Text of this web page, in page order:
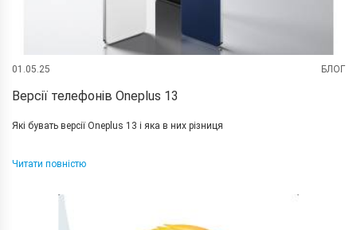
01.05.25 БЛОГ
Версії телефонів Oneplus 13
Які бувать версії Oneplus 13 і яка в них різниця
Читати повністю